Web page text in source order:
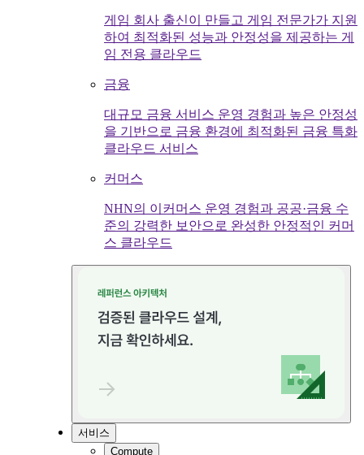
게임 회사 출신이 만들고 게임 전문가가 지원
하여 최적화된 성능과 안정성을 제공하는 게
임 전용 클라우드
금융
대규모 금융 서비스 운영 경험과 높은 안정성
을 기반으로 금융 환경에 최적화된 금융 특화
클라우드 서비스
커머스
NHN의 이커머스 운영 경험과 공공·금융 수
준의 강력한 보안으로 완성한 안정적인 커머
스 클라우드
서비스
Compute